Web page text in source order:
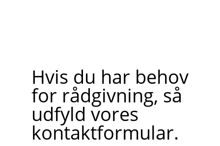
Hvis du har behov
for rådgivning, så
udfyld vores
kontaktformular.